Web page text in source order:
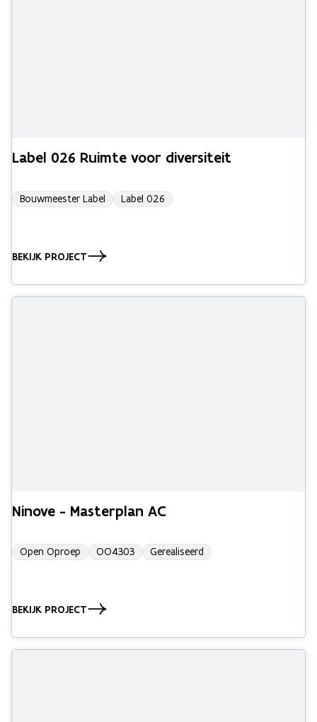
Label 026 Ruimte voor diversiteit
Bouwmeester Label Label 026
BEKIJK PROJECT
Ninove - Masterplan AC
Open Oproep OO4303 Gerealiseerd
BEKIJK PROJECT